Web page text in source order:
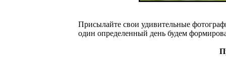
Присылайте свои удивительные
один определенный день будем